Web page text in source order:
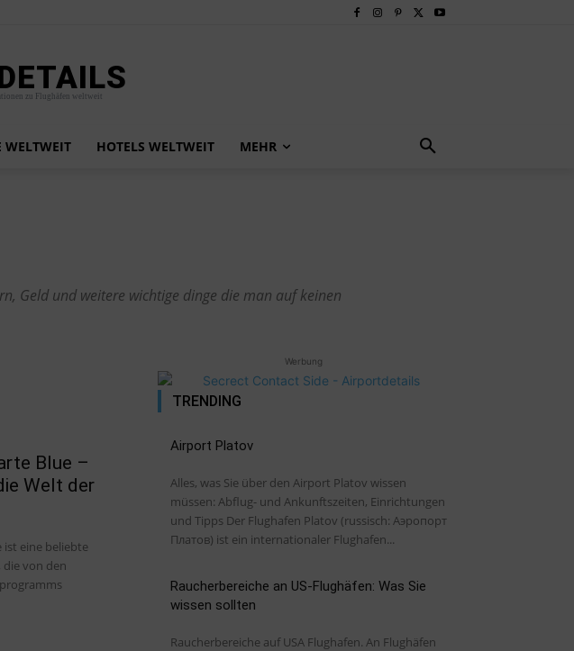
zu Flughäfen weltweit
WELTWEIT HOTELS WELTWEIT MEHR
Geld und weitere wichtige dinge die man auf keinen
Blue –
Welt der
ist eine beliebte
die von den
Werbung
TRENDING
Airport Platov
Alles, was Sie über den Airport Platov wissen
müssen: Abflug- und Ankunftszeiten, Einrichtungen
und Tipps Der Flughafen Platov (russisch: Аэропорт
Платов) ist ein internationaler Flughafen...
Raucherbereiche an US-Flughäfen: Was Sie
wissen sollten
Raucherbereiche auf USA Flughafen. An Flughäfen